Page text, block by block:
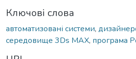
Ключові слова
автоматизовані системи,
середовище 3Ds MAX, програма